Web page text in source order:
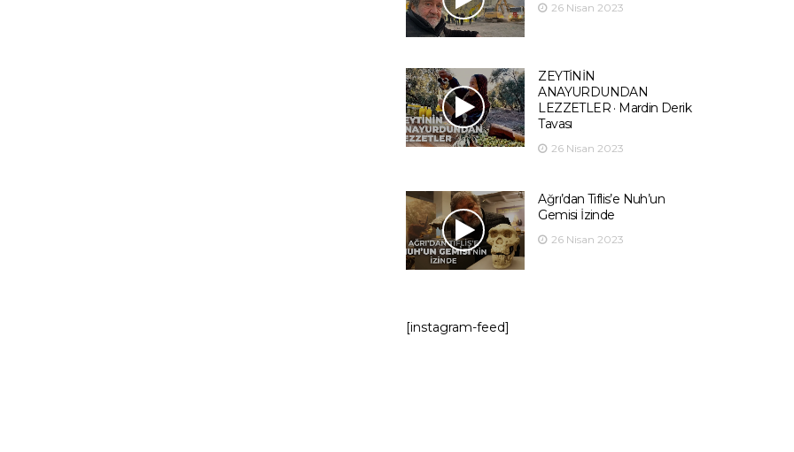
26 Nisan 2023
ZEYTİNİN
ANAYURDUNDAN
LEZZETLER · Mardin Derik
Tavası
26 Nisan 2023
Ağrı’dan Tiflis’e Nuh’un
Gemisi İzinde
26 Nisan 2023
[instagram-feed]